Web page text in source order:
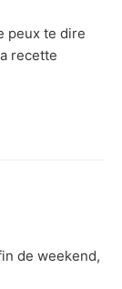
peux te dire
recette
de weekend,